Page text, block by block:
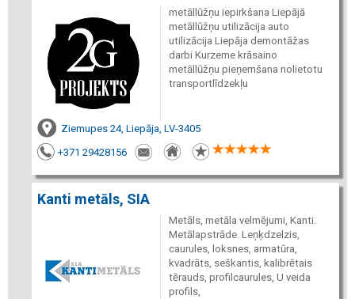
metāllūžņu iepirkšana Liepājā
metāllūžņu utilizācija auto
utilizācija Liepāja demontāžas
darbi Kurzeme krāsaino
metāllūžņu pieņemšana nolietotu
transportlīdzekļu
Ziemupes 24, Liepāja, LV-3405
+371 29428156
Kanti metāls, SIA
Metāls, metāla velmējumi, Kanti.
Metālapstrāde. Leņķdzelzis,
caurules, loksnes, armatūra,
kvadrāts, seškantis, kalibrētais
tērauds, profilcaurules, U veida
profils,